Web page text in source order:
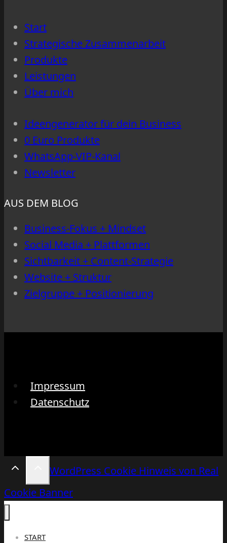
Website
Start
Strategische Zusammenarbeit
Produkte
Leistungen
Über mich
Ideengenerator für dein Business
0 Euro Produkte
WhatsApp-VIP-Kanal
Newsletter
AUS DEM BLOG
Business-Fokus + Mindset
Social Media + Plattformen
Sichtbarkeit + Content-Strategie
Website + Struktur
Zielgruppe + Positionierung
Impressum
Datenschutz
WordPress Cookie Hinweis von Real
Cookie Banner
START